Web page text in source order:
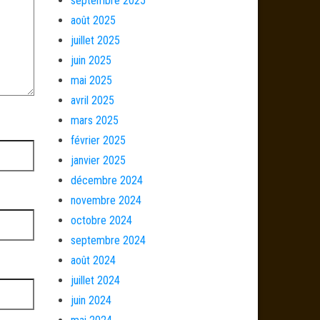
août 2025
juillet 2025
juin 2025
mai 2025
avril 2025
mars 2025
février 2025
janvier 2025
décembre 2024
novembre 2024
octobre 2024
septembre 2024
août 2024
juillet 2024
juin 2024